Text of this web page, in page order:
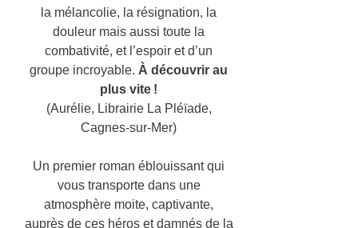
la mélancolie, la résignation, la
douleur mais aussi toute la
combativité, et l’espoir et d’un
groupe incroyable. À découvrir au
plus vite !
(Aurélie, Librairie La Pléïade,
Cagnes-sur-Mer)
Un premier roman éblouissant qui
vous transporte dans une
atmosphère moite, captivante,
auprès de ces héros et damnés de la